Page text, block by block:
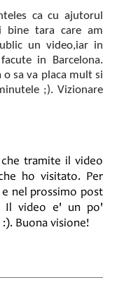
ca cu ajutorul
bine tara care am
un video,iar in
in Barcelona.
sa va placa mult si
;). Vizionare
tramite il video
ho visitato. Per
nel prossimo post
Il video e' un po'
Buona visione!